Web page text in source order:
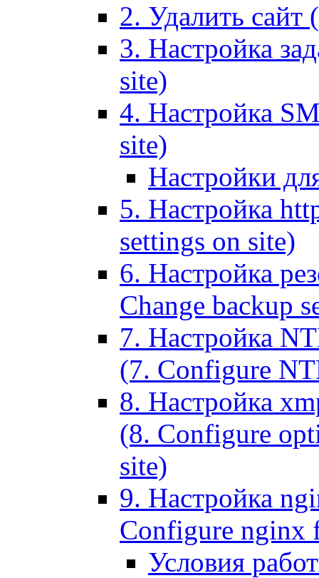
2. Удалить сайт
3. Настройка
site)
4. Настройка
site)
Настройки
5. Настройка
settings on site)
6. Настройка
Change backup
7. Настройка
(7. Configure
8. Настройка
(8. Configure
site)
9. Настройка
Configure nginx
Условия